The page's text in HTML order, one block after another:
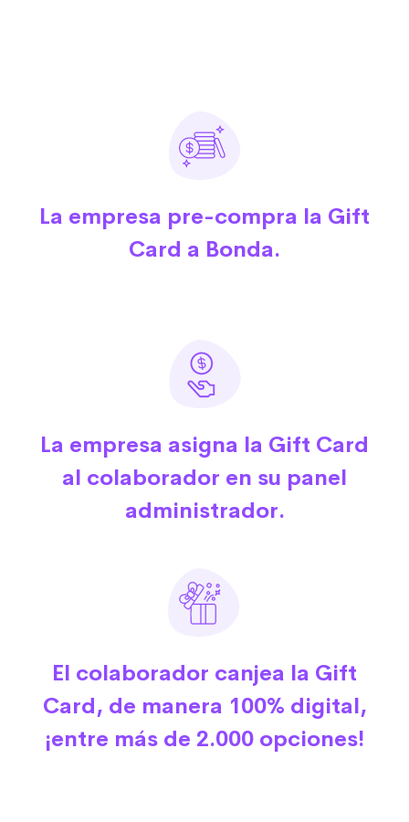
La empresa pre-compra la Gift
Card a Bonda.
La empresa asigna la Gift Card
al colaborador en su panel
administrador.
El colaborador canjea la Gift
Card, de manera 100% digital,
¡entre más de 2.000 opciones!